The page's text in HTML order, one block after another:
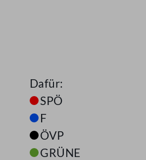
Dafür:
SPÖ
F
ÖVP
GRÜNE